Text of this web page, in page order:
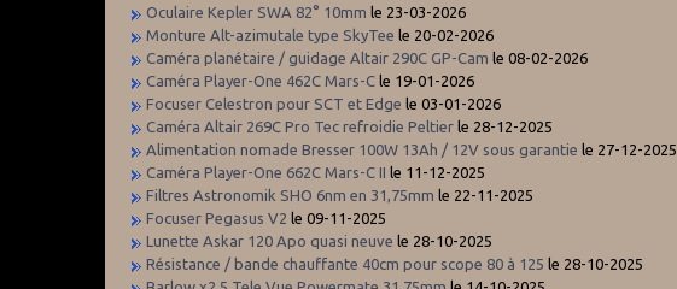
Oculaire Kepler SWA 82° 10mm le 23-03-2026
Monture Alt-azimutale type SkyTee le 20-02-2026
Caméra planétaire / guidage Altair 290C GP-Cam le 08-02-2026
Caméra Player-One 462C Mars-C le 19-01-2026
Focuser Celestron pour SCT et Edge le 03-01-2026
Caméra Altair 269C Pro Tec refroidie Peltier le 28-12-2025
Alimentation nomade Bresser 100W 13Ah / 12V sous garantie le 27-12-2025
Caméra Player-One 662C Mars-C II le 11-12-2025
Filtres Astronomik SHO 6nm en 31,75mm le 22-11-2025
Focuser Pegasus V2 le 09-11-2025
Lunette Askar 120 Apo quasi neuve le 28-10-2025
Résistance / bande chauffante 40cm pour scope 80 à 125 le 28-10-2025